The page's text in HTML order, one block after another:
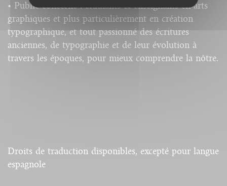
• Public concerné : étudiants et enseignants en arts
graphiques et plus particulièrement en création
typographique, et tout passionné des écritures
anciennes, de typographie et de leur évolution à
travers les époques, pour mieux comprendre la nôtre.
Droits de traduction disponibles, excepté pour langue
espagnole